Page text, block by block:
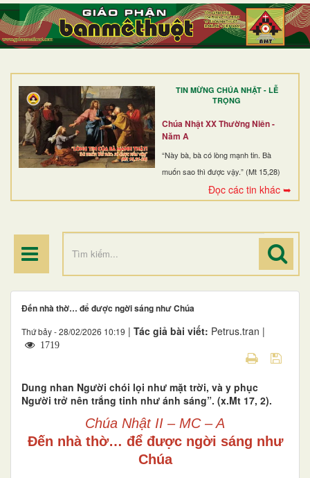
TIN MỪNG CHÚA NHẬT - LỄ
TRỌNG
Chúa Nhật XX Thường Niên -
Năm A
“Này bà, bà có lòng mạnh tin. Bà
muốn sao thì được vậy.” (Mt 15,28)
Đọc các tin khác ➥
TRANG NHẤT
GIỚI THIỆU
DÒNG TU
BAN MỤC VỤ
ĐOÀN THỂ CG
ĐIỂM HÀNH HƯƠNG
Đến nhà thờ… để được ngời sáng như Chúa
Thứ bảy - 28/02/2026 10:19 | Tác giả bài viết: Petrus.tran |
1719
Dung nhan Người chói lọi như mặt trời, và y phục
Người trở nên trắng tinh như ánh sáng”. (x.Mt 17, 2).
Chúa Nhật II – MC – A
Đến nhà thờ… để được ngời sáng như
Chúa